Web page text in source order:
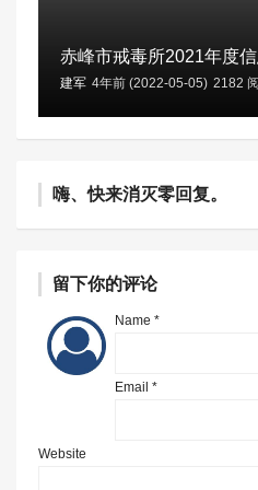
赤峰市戒毒所2021年度
建军 4年前 (2022-05-05) 2182
嗨、快来消灭零回复。
留下你的评论
Name *
Email *
Website